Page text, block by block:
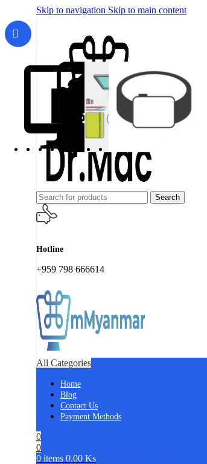
Skip to navigation Skip to main content
Search
Hotline
+959 798 666614
All Categories
Home
Blog
Contact Us
Payment Methods
0
0
0 items 0.00 Ks